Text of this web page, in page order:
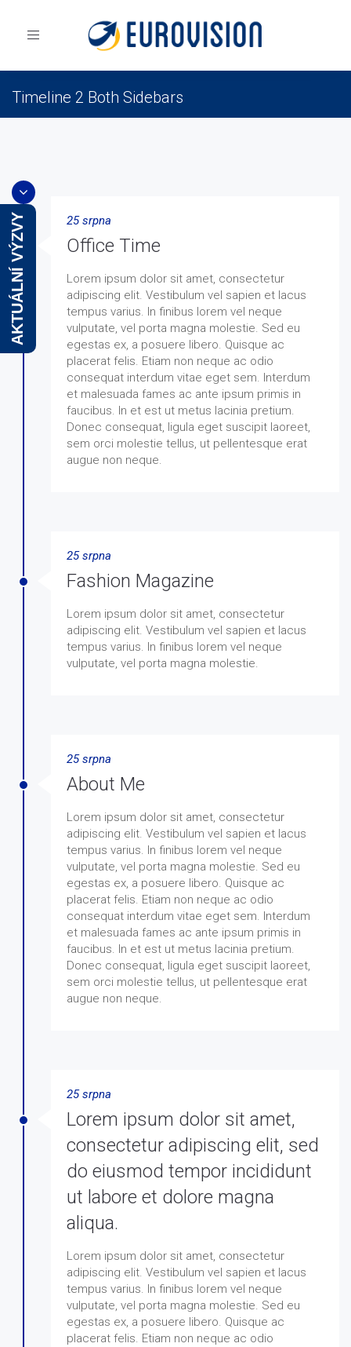
Toggle
Timeline 2 Both Sidebars
25 srpna
Office Time
Lorem ipsum dolor sit amet, consectetur
adipiscing elit. Vestibulum vel sapien et lacus
tempus varius. In finibus lorem vel neque
vulputate, vel porta magna molestie. Sed eu
egestas ex, a posuere libero. Quisque ac
placerat felis. Etiam non neque ac odio
consequat interdum vitae eget sem. Interdum
et malesuada fames ac ante ipsum primis in
faucibus. In et est ut metus lacinia pretium.
Donec consequat, ligula eget suscipit laoreet,
sem orci molestie tellus, ut pellentesque erat
augue non neque.
25 srpna
Fashion Magazine
Lorem ipsum dolor sit amet, consectetur
adipiscing elit. Vestibulum vel sapien et lacus
tempus varius. In finibus lorem vel neque
vulputate, vel porta magna molestie.
25 srpna
About Me
Lorem ipsum dolor sit amet, consectetur
adipiscing elit. Vestibulum vel sapien et lacus
tempus varius. In finibus lorem vel neque
vulputate, vel porta magna molestie. Sed eu
egestas ex, a posuere libero. Quisque ac
placerat felis. Etiam non neque ac odio
consequat interdum vitae eget sem. Interdum
et malesuada fames ac ante ipsum primis in
faucibus. In et est ut metus lacinia pretium.
Donec consequat, ligula eget suscipit laoreet,
sem orci molestie tellus, ut pellentesque erat
augue non neque.
25 srpna
Lorem ipsum dolor sit amet,
consectetur adipiscing elit, sed
do eiusmod tempor incididunt
ut labore et dolore magna
aliqua.
Lorem ipsum dolor sit amet, consectetur
adipiscing elit. Vestibulum vel sapien et lacus
tempus varius. In finibus lorem vel neque
vulputate, vel porta magna molestie. Sed eu
egestas ex, a posuere libero. Quisque ac
placerat felis. Etiam non neque ac odio
AKTUÁLNÍ VÝZVY